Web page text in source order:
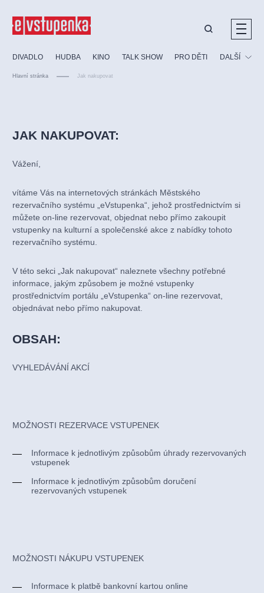
DIVADLO HUDBA KINO TALK SHOW PRO DĚTI DALŠÍ
Hlavní stránka Jak nakupovat
JAK NAKUPOVAT:
Vážení,
vítáme Vás na internetových stránkách Městského
rezervačního systému „eVstupenka“, jehož prostřednictvím si
můžete on-line rezervovat, objednat nebo přímo zakoupit
vstupenky na kulturní a společenské akce z nabídky tohoto
rezervačního systému.
V této sekci „Jak nakupovat“ naleznete všechny potřebné
informace, jakým způsobem je možné vstupenky
prostřednictvím portálu „eVstupenka“ on-line rezervovat,
objednávat nebo přímo nakupovat.
OBSAH:
VYHLEDÁVÁNÍ AKCÍ
MOŽNOSTI REZERVACE VSTUPENEK
Informace k jednotlivým způsobům úhrady rezervovaných
vstupenek
Informace k jednotlivým způsobům doručení
rezervovaných vstupenek
MOŽNOSTI NÁKUPU VSTUPENEK
Informace k platbě bankovní kartou online
Nejnavštěvovanější
doporučujeme dfxs